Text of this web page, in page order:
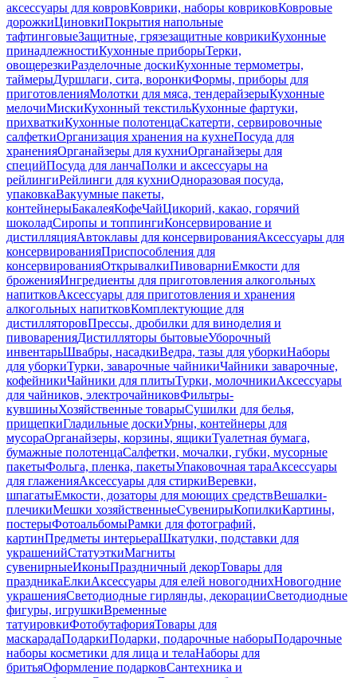
аксессуары для ковровКоврики, наборы ковриковКовровые
дорожкиЦиновкиПокрытия напольные
тафтинговыеЗащитные, грязезащитные коврикиКухонные
принадлежностиКухонные приборыТерки,
овощерезкиРазделочные доскиКухонные термометры,
таймерыДуршлаги, сита, воронкиФормы, приборы для
приготовленияМолотки для мяса, тендерайзерыКухонные
мелочиМискиКухонный текстильКухонные фартуки,
прихваткиКухонные полотенцаСкатерти, сервировочные
салфеткиОрганизация хранения на кухнеПосуда для
храненияОрганайзеры для кухниОрганайзеры для
специйПосуда для ланчаПолки и аксессуары на
рейлингиРейлинги для кухниОдноразовая посуда,
упаковкаВакуумные пакеты,
контейнерыБакалеяКофеЧайЦикорий, какао, горячий
шоколадСиропы и топпингиКонсервирование и
дистилляцияАвтоклавы для консервированияАксессуары для
консервированияПриспособления для
консервированияОткрывалкиПивоварниЕмкости для
броженияИнгредиенты для приготовления алкогольных
напитковАксессуары для приготовления и хранения
алкогольных напитковКомплектующие для
дистилляторовПрессы, дробилки для виноделия и
пивоваренияДистилляторы бытовыеУборочный
инвентарьШвабры, насадкиВедра, тазы для уборкиНаборы
для уборкиТурки, заварочные чайникиЧайники заварочные,
кофейникиЧайники для плитыТурки, молочникиАксессуары
для чайников, электрочайниковФильтры-
кувшиныХозяйственные товарыСушилки для белья,
прищепкиГладильные доскиУрны, контейнеры для
мусораОрганайзеры, корзины, ящикиТуалетная бумага,
бумажные полотенцаСалфетки, мочалки, губки, мусорные
пакетыФольга, пленка, пакетыУпаковочная тараАксессуары
для глаженияАксессуары для стиркиВеревки,
шпагатыЕмкости, дозаторы для моющих средствВешалки-
плечикиМешки хозяйственныеСувенирыКопилкиКартины,
постерыФотоальбомыРамки для фотографий,
картинПредметы интерьераШкатулки, подставки для
украшенийСтатуэткиМагниты
сувенирныеИконыПраздничный декорТовары для
праздникаЕлкиАксессуары для елей новогоднихНовогодние
украшенияСветодиодные гирлянды, декорацииСветодиодные
фигуры, игрушкиВременные
татуировкиФотобутафорияТовары для
маскарадаПодаркиПодарки, подарочные наборыПодарочные
наборы косметики для лица и телаНаборы для
бритьяОформление подарковСантехника и